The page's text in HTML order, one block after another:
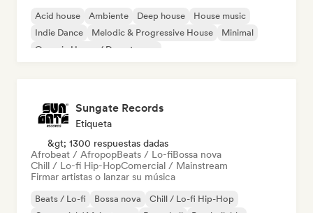
Acid house Ambiente Deep house
House music
Indie Dance
Melodic & Progressive House
Minimal
Organic House / Downtempo
Sungate Records
Etiqueta
&gt; 1300 respuestas dadas
Afrobeat / AfropopBeats / Lo-fiBossa nova
Chill / Lo-fi Hip-HopComercial / Mainstream
Firmar artistas o lanzar su música
Beats / Lo-fi Bossa nova
Chill / Lo-fi Hip-Hop